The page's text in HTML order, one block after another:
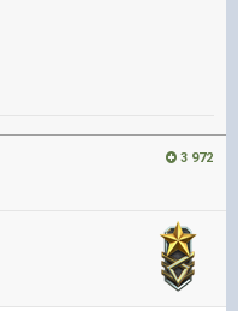
3 972